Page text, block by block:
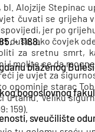
- 1188.
blaženog
bogoslovnog
sveučilište
Alojzije Stepinac
čuvati se grijeha
jer po
duše, ako čovjek
za sretnu smrt,
i molite se da
je uvjet za
opominje starac
u tamu. Veliku
159).